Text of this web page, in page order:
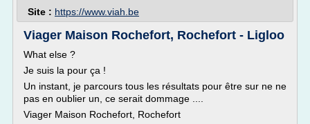
Site : https://www.viah.be
Viager Maison Rochefort, Rochefort - Ligloo
What else ?
Je suis la pour ça !
Un instant, je parcours tous les résultats pour être sur ne ne
pas en oublier un, ce serait dommage ....
Viager Maison Rochefort, Rochefort